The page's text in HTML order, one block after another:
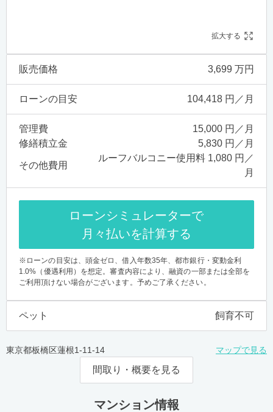
拡大する
販売価格 3,699 万円
ローンの目安 104,418 円／月
管理費
15,000 円／月
修繕積立金
5,830 円／月
その他費用
ルーフバルコニー使用料 1,080 円／
月
ローンシミュレーターで
月々払いを計算する
※ローンの目安は、頭金ゼロ、借入年数35年、都市銀行・変動金利
1.0%（優遇利用）を想定。審査内容により、融資の一部または全部を
ご利用頂けない場合がございます。予めご了承ください。
ペット 飼育不可
東京都板橋区蓮根1-11-14 マップで見る
間取り・概要を見る
マンション情報